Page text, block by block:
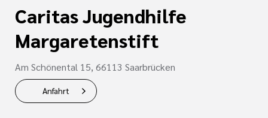
Caritas Jugendhilfe
Margaretenstift
Am Schönental 15, 66113 Saarbrücken
Anfahrt